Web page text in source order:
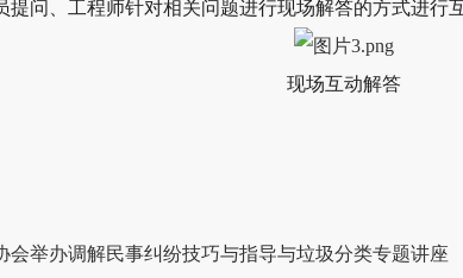
问、工程师针对相关问题进行现场解答的方式进行
现场互动解答
举办调解民事纠纷技巧与指导与垃圾分类专题讲座